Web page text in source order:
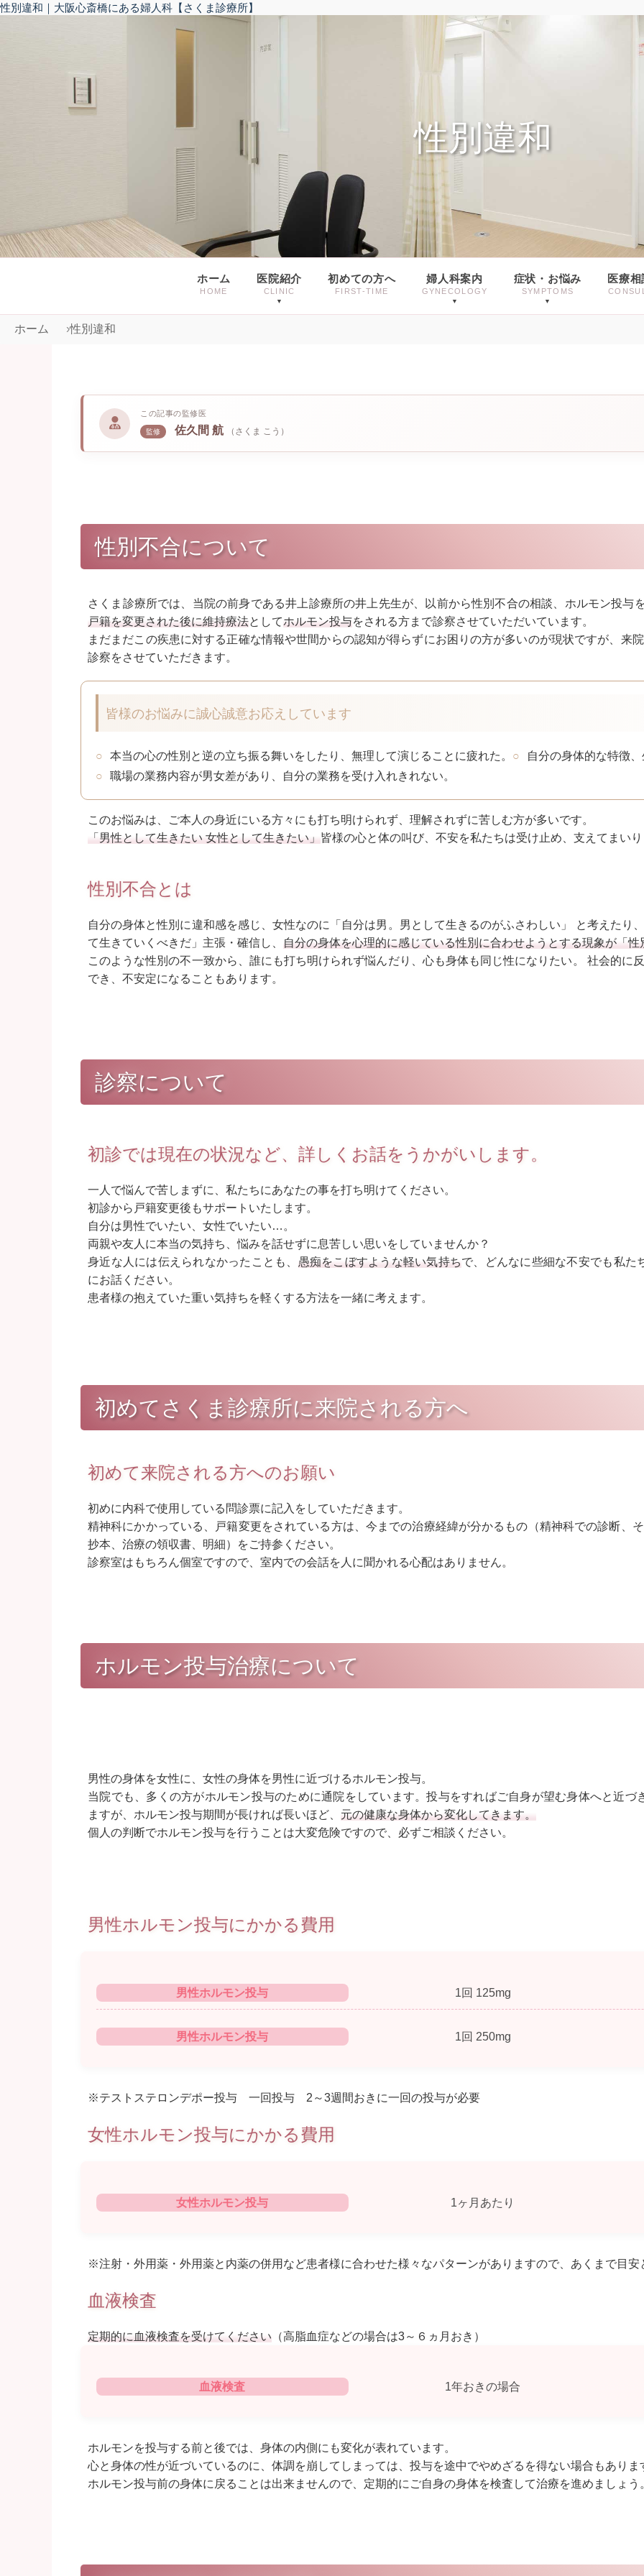
性別違和｜大阪心斎橋にある婦人科【さくま診療所】
性別違和
ホーム
HOME
医院紹介
CLINIC
初めての方へ
FIRST-TIME
婦人科案内
GYNECOLOGY
症状・お悩み
SYMPTOMS
医療相
ホーム 性別違和
この記事の監修医
監修 佐久間 航 （さくま こう）
性別不合について
さくま診療所では、当院の前身である井上診療所の井上先生が、以前から性別不合の相談、ホルモン投与
戸籍を変更された後に維持療法としてホルモン投与をされる方まで診察させていただいています。
まだまだこの疾患に対する正確な情報や世間からの認知が得らずにお困りの方が多いのが現状ですが、来
診察をさせていただきます。
皆様のお悩みに誠心誠意お応えしています
本当の心の性別と逆の立ち振る舞いをしたり、無理して演じることに疲れた。
自分の身体的な特徴
職場の業務内容が男女差があり、自分の業務を受け入れきれない。
このお悩みは、ご本人の身近にいる方々にも打ち明けられず、理解されずに苦しむ方が多いです。
「男性として生きたい 女性として生きたい」 皆様の心と体の叫び、不安を私たちは受け止め、支えてまい
性別不合とは
自分の身体と性別に違和感を感じ、女性なのに「自分は男。男として生きるのがふさわしい」 と考えたり
て生きていくべきだ」主張・確信し、
自分の身体を心理的に感じている性別に合わせようとする現象が「性
このような性別の不一致から、誰にも打ち明けられず悩んだり、心も身体も同じ性になりたい。 社会的に
でき、不安定になることもあります。
診察について
初診では現在の状況など、詳しくお話をうかがいします。
一人で悩んで苦しまずに、私たちにあなたの事を打ち明けてください。
初診から戸籍変更後もサポートいたします。
自分は男性でいたい、女性でいたい…。
両親や友人に本当の気持ち、悩みを話せずに息苦しい思いをしていませんか？
身近な人には伝えられなかったことも、 愚痴をこぼすような軽い気持ちで、どんなに些細な不安でも私た
にお話ください。
患者様の抱えていた重い気持ちを軽くする方法を一緒に考えます。
初めてさくま診療所に来院される方へ
初めて来院される方へのお願い
初めに内科で使用している問診票に記入をしていただきます。
精神科にかかっている、戸籍変更をされている方は、今までの治療経緯が分かるもの（精神科での診断、
抄本、治療の領収書、明細）をご持参ください。
診察室はもちろん個室ですので、室内での会話を人に聞かれる心配はありません。
ホルモン投与治療について
男性の身体を女性に、女性の身体を男性に近づけるホルモン投与。
当院でも、多くの方がホルモン投与のために通院をしています。投与をすればご自身が望む身体へと近づ
ますが、ホルモン投与期間が長ければ長いほど、 元の健康な身体から変化してきます。
個人の判断でホルモン投与を行うことは大変危険ですので、必ずご相談ください。
男性ホルモン投与にかかる費用
男性ホルモン投与 1回 125mg
男性ホルモン投与 1回 250mg
※テストステロンデポー投与 一回投与 2～3週間おきに一回の投与が必要
女性ホルモン投与にかかる費用
女性ホルモン投与 1ヶ月あたり
※注射・外用薬・外用薬と内薬の併用など患者様に合わせた様々なパターンがありますので、あくまで目安
血液検査
定期的に血液検査を受けてください （高脂血症などの場合は3～６ヵ月おき）
血液検査 1年おきの場合
ホルモンを投与する前と後では、身体の内側にも変化が表れています。
心と身体の性が近づいているのに、体調を崩してしまっては、投与を途中でやめざるを得ない場合もありま
ホルモン投与前の身体に戻ることは出来ませんので、定期的にご自身の身体を検査して治療を進めましょう